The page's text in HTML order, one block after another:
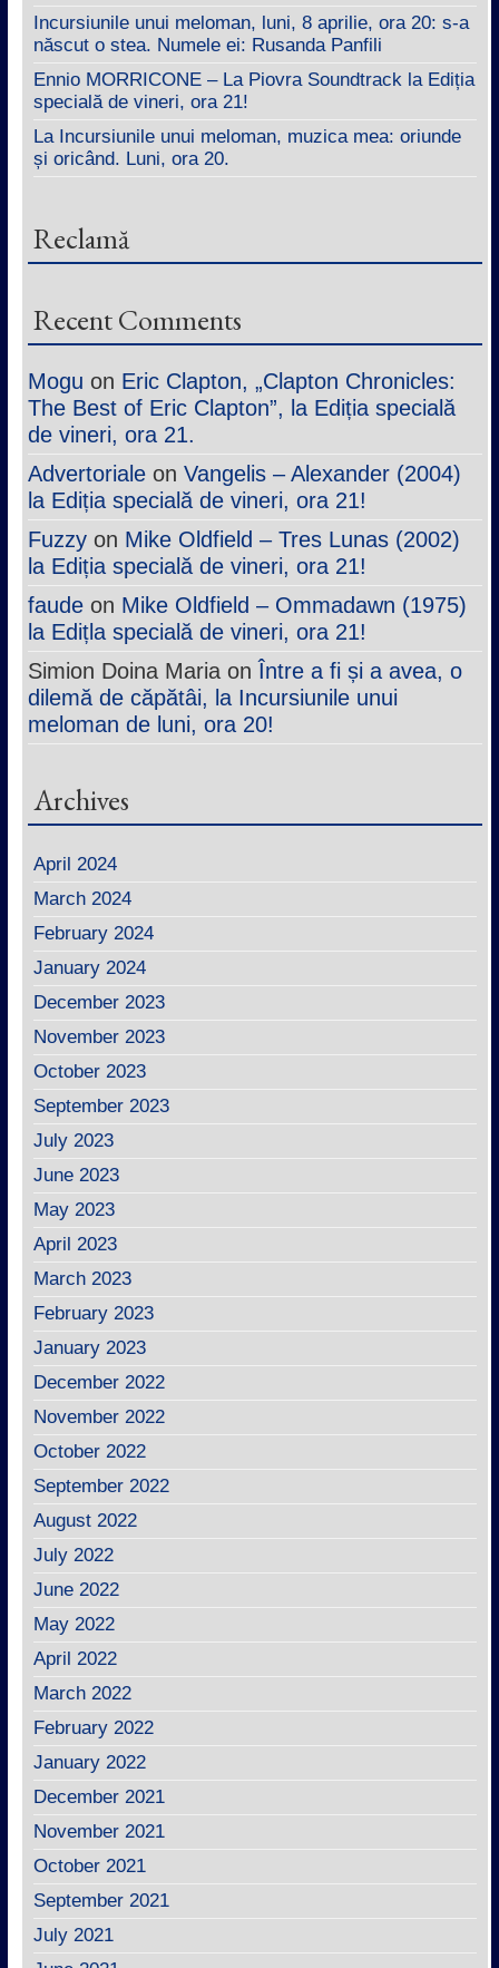
Incursiunile unui meloman, luni, 8 aprilie, ora 20: s-a
născut o stea. Numele ei: Rusanda Panfili
Ennio MORRICONE – La Piovra Soundtrack la Ediția
specială de vineri, ora 21!
La Incursiunile unui meloman, muzica mea: oriunde
și oricând. Luni, ora 20.
Reclamă
Recent Comments
Mogu on Eric Clapton, „Clapton Chronicles:
The Best of Eric Clapton”, la Ediția specială
de vineri, ora 21.
Advertorialeon Vangelis – Alexander (2004)
la Ediția specială de vineri, ora 21!
Fuzzyon Mike Oldfield – Tres Lunas (2002)
la Ediția specială de vineri, ora 21!
faudeon Mike Oldfield – Ommadawn (1975)
la Edițla specială de vineri, ora 21!
Simion Doina MariaonÎntre a fi și a avea, o
dilemă de căpătâi, la Incursiunile unui
meloman de luni, ora 20!
Archives
April 2024
March 2024
February 2024
January 2024
December 2023
November 2023
October 2023
September 2023
July 2023
June 2023
May 2023
April 2023
March 2023
February 2023
January 2023
December 2022
November 2022
October 2022
September 2022
August 2022
July 2022
June 2022
May 2022
April 2022
March 2022
February 2022
January 2022
December 2021
November 2021
October 2021
September 2021
July 2021